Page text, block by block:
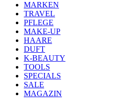
MARKEN
TRAVEL
PFLEGE
MAKE-UP
HAARE
DUFT
K-BEAUTY
TOOLS
SPECIALS
SALE
MAGAZIN